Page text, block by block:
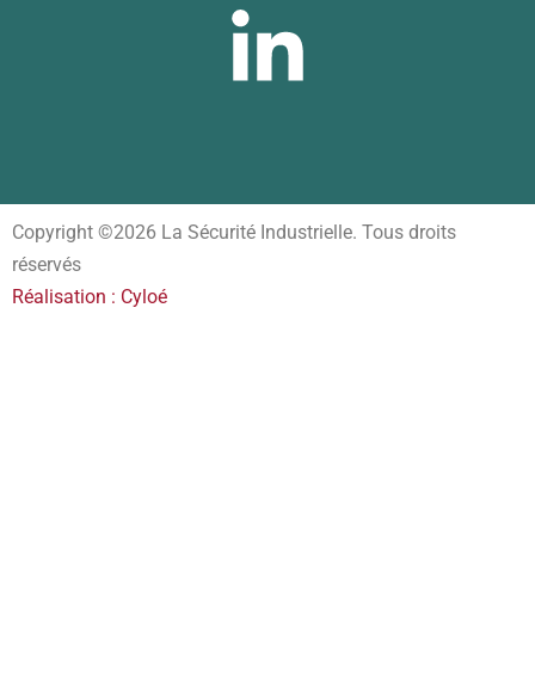
Copyright ©2026 La Sécurité Industrielle. Tous droits
réservés
Réalisation : Cyloé